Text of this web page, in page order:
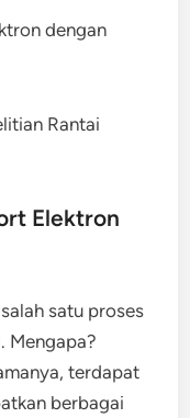
dengan
Rantai
Elektron
satu proses
Mengapa?
terdapat
berbagai